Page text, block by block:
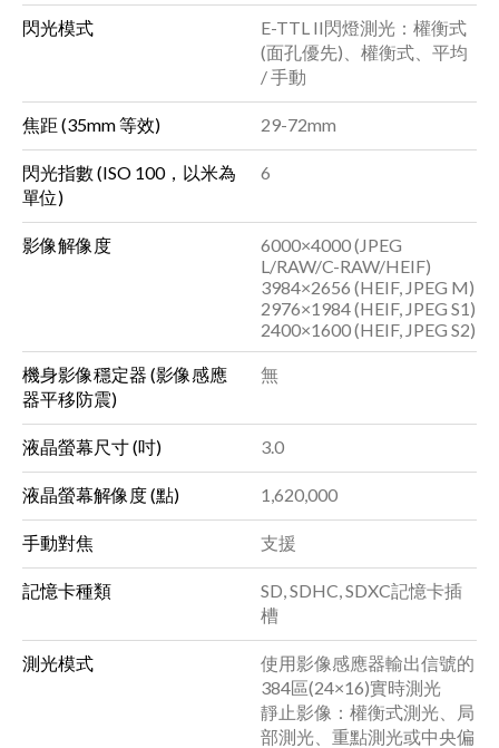
閃光模式
E-TTL II閃燈測光：權衡式
(面孔優先)、權衡式、平均
/ 手動
焦距 (35mm 等效) 29-72mm
閃光指數 (ISO 100，以米為
單位)
6
影像解像度
6000×4000 (JPEG
L/RAW/C-RAW/HEIF)
3984×2656 (HEIF, JPEG M)
2976×1984 (HEIF, JPEG S1)
2400×1600 (HEIF, JPEG S2)
機身影像穩定器 (影像感應
器平移防震)
無
液晶螢幕尺寸 (吋) 3.0
液晶螢幕解像度 (點) 1,620,000
手動對焦 支援
記憶卡種類
SD, SDHC, SDXC記憶卡插
槽
測光模式
使用影像感應器輸出信號的
384區(24×16)實時測光
靜止影像：權衡式測光、局
部測光、重點測光或中央偏